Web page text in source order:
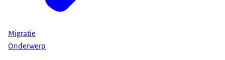
Migratie
Onderwerp